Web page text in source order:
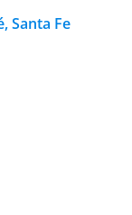
Santa Fe